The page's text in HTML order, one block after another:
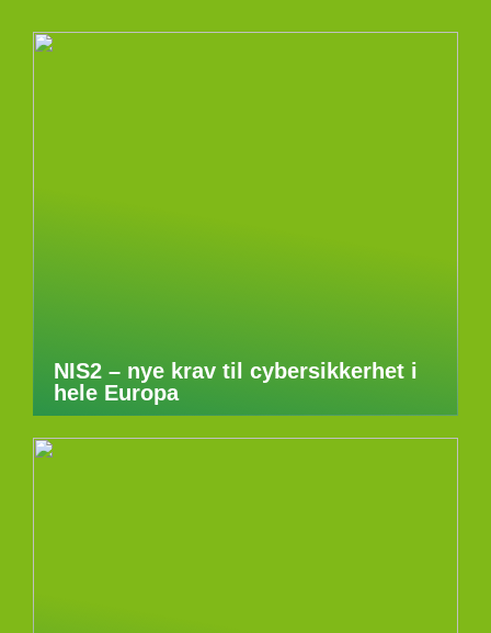
NIS2 – nye krav til cybersikkerhet i
hele Europa